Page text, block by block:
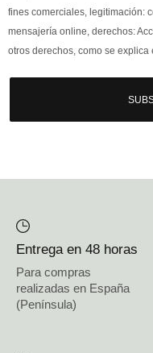
fines comerciales, legitimación:
mensajería online, derechos:
otros derechos, como se
Entrega en 48 horas
Para compras
realizadas en España
(Península)